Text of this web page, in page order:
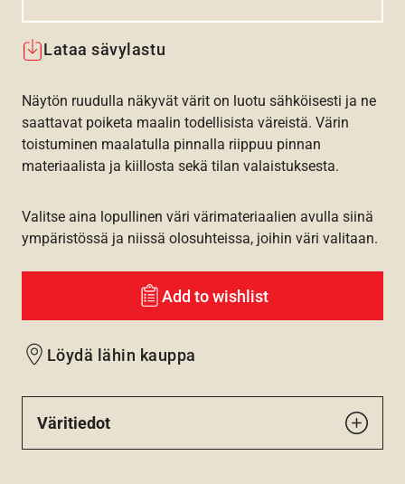
Lataa sävylastu
Näytön ruudulla näkyvät värit on luotu sähköisesti ja ne
saattavat poiketa maalin todellisista väreistä. Värin
toistuminen maalatulla pinnalla riippuu pinnan
materiaalista ja kiillosta sekä tilan valaistuksesta.
Valitse aina lopullinen väri värimateriaalien avulla siinä
ympäristössä ja niissä olosuhteissa, joihin väri valitaan.
Add to wishlist
Löydä lähin kauppa
Väritiedot